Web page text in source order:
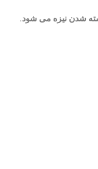
شدن نیزه می شود.